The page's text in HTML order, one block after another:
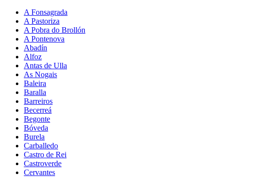
A Fonsagrada
A Pastoriza
A Pobra do Brollón
A Pontenova
Abadín
Alfoz
Antas de Ulla
As Nogais
Baleira
Baralla
Barreiros
Becerreá
Begonte
Bóveda
Burela
Carballedo
Castro de Rei
Castroverde
Cervantes